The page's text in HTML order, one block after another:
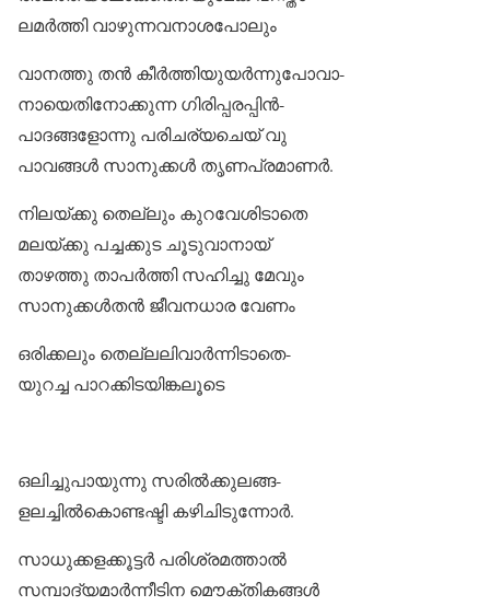
ലമർത്തി വാഴുന്നവനാശപോലും
വാനത്തു തൻ കീർത്തിയുയർന്നുപോവാ-
നായെതിനോക്കുന്ന ഗിരിപ്പരപ്പിൻ-
പാദങ്ങളോന്നു പരിചര്യചെയ് വു
പാവങ്ങൾ സാനുക്കൾ തൃണപ്രമാണർ.
നിലയ്ക്കു തെല്ലും കുറവേശിടാതെ
മലയ്ക്കു പച്ചക്കുട ചൂടുവാനായ്‌
താഴത്തു താപർത്തി സഹിച്ചു മേവും
സാനുക്കൾതൻ ജീവനധാര വേണം
ഒരിക്കലും തെല്ലലിവാർന്നിടാതെ-
യുറച്ച പാറക്കിടയിങ്കലൂടെ
ഒലിച്ചുപായുന്നു സരിൽക്കുലങ്ങ-
ളലച്ചിൽകൊണ്ടഷ്ടി കഴിചിടുന്നോർ.
സാധുക്കളക്കൂട്ടർ പരിശ്രമത്താൽ
സമ്പാദ്യമാർന്നീടിന മൌക്തികങ്ങൾ